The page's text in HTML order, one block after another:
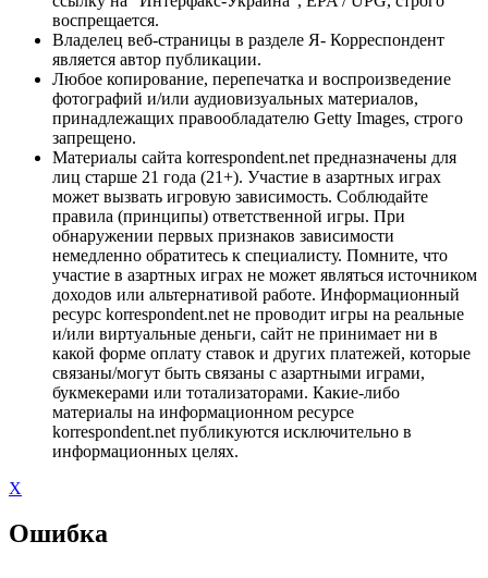
воспрещается.
Владелец веб-страницы в разделе Я- Корреспондент
является автор публикации.
Любое копирование, перепечатка и воспроизведение
фотографий и/или аудиовизуальных материалов,
принадлежащих правообладателю Getty Images, строго
запрещено.
Материалы сайта korrespondent.net предназначены для
лиц старше 21 года (21+). Участие в азартных играх
может вызвать игровую зависимость. Соблюдайте
правила (принципы) ответственной игры. При
обнаружении первых признаков зависимости
немедленно обратитесь к специалисту. Помните, что
участие в азартных играх не может являться источником
доходов или альтернативой работе. Информационный
ресурс korrespondent.net не проводит игры на реальные
и/или виртуальные деньги, сайт не принимает ни в
какой форме оплату ставок и других платежей, которые
связаны/могут быть связаны с азартными играми,
букмекерами или тотализаторами. Какие-либо
материалы на информационном ресурсе
korrespondent.net публикуются исключительно в
информационных целях.
X
Ошибка